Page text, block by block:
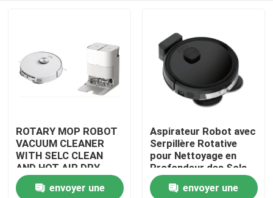
maison
Produits
ROTARY MOP ROBOT
VACUUM CLEANER
WITH SELC CLEAN
AND HOT AIR DRY
MOP
envoyer une
Aspirateur Robot avec
Serpillère Rotative
pour Nettoyage en
Profondeur des Sols
envoyer une